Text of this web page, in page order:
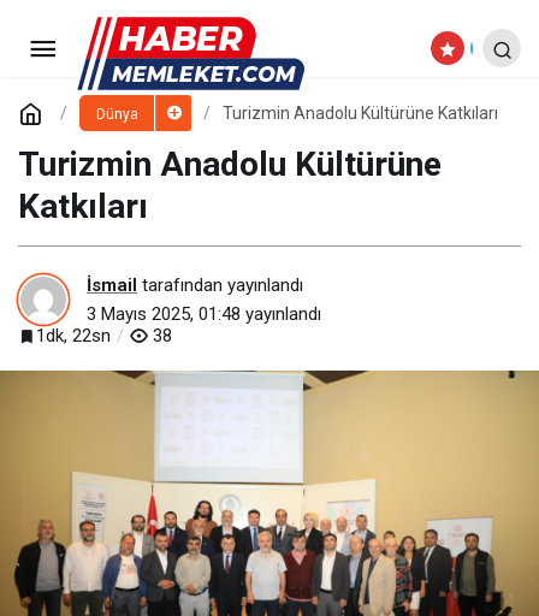
Dünya Turizmin Anadolu Kültürüne Katkıları
Turizmin Anadolu Kültürüne
Katkıları
İsmail tarafından yayınlandı
3 Mayıs 2025, 01:48 yayınlandı
1dk, 22sn
38
Turizmin Anadolu kültürüne
katkıları oldukça çeşitlidir.
Yorum Yap